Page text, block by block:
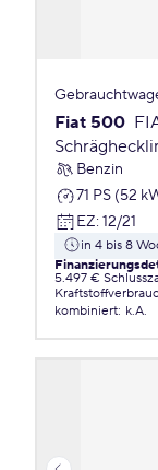
Fiat 500
Benzin
71 PS (52
EZ: 12/21
in 4 bis 8
5.497 €
kombiniert: k.A.